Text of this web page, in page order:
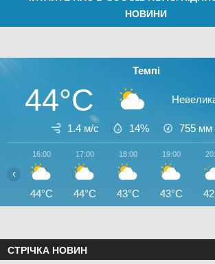
НОВИНИ
Темпі
44°C
1.4 м/с 14% 755 мм
16:00
44°C
17:00
44°C
18:00
43°C
19:00
43°C
‹
СТРІЧКА НОВИН